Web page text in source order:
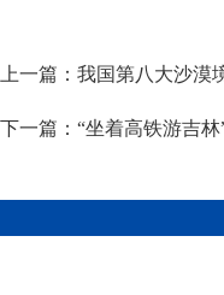
上一篇： 我国第八大沙漠
下一篇： “坐着高铁游吉